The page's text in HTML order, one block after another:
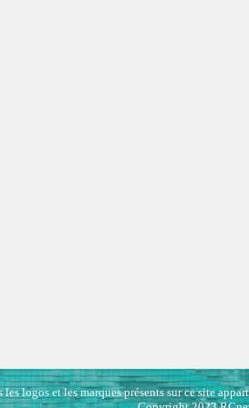
les logos et les marques présents sur ce site